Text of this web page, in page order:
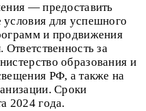
— предоставить
для успешного
и продвижения
за
образования и
РФ, а также на
Сроки
2024 года.